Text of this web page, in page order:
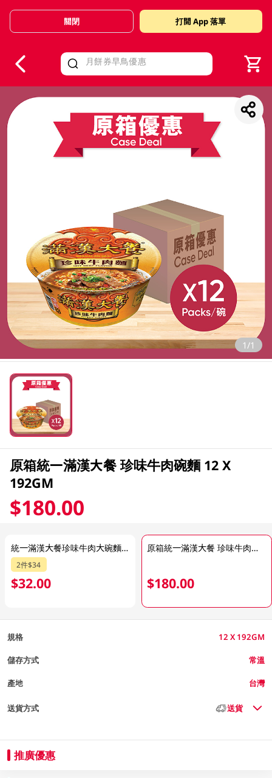
Valid Until 30 June 2026
關閉 打開 App 落單
1/1
原箱統一滿漢大餐 珍味牛肉碗麵 12 X
192GM
$180.00
統一滿漢大餐珍味牛肉大碗麵 192GM (包裝隨機發放)
2件$34
$32.00
原箱統一滿漢大餐 珍味牛肉碗麵 12 X 192GM
$180.00
規格 12 X 192GM
儲存方式 常溫
產地 台灣
送貨方式 送貨
推廣優惠